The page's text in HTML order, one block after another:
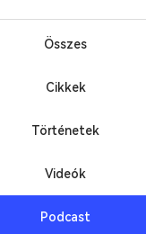
Összes
Cikkek
Történetek
Videók
Podcast